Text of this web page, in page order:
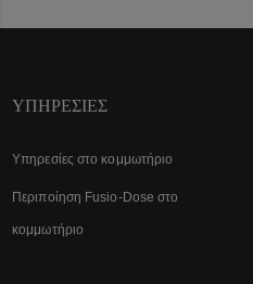
ΥΠΗΡΕΣΊΕΣ
Υπηρεσίες στο κομμωτήριο
Περιποίηση Fusio-Dose στο
κομμωτήριο